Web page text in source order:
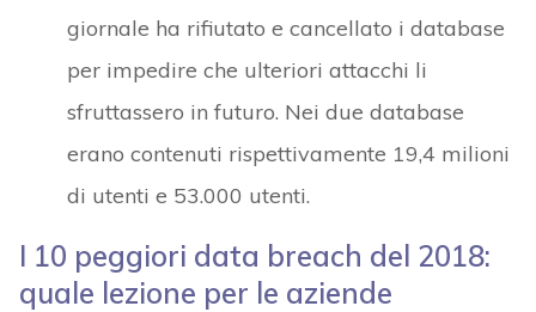
giornale ha rifiutato e cancellato i database
per impedire che ulteriori attacchi li
sfruttassero in futuro. Nei due database
erano contenuti rispettivamente 19,4 milioni
di utenti e 53.000 utenti.
I 10 peggiori data breach del 2018:
quale lezione per le aziende